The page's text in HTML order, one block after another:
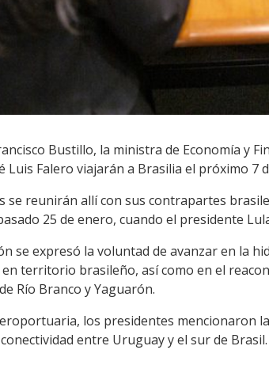
Bustillo, la ministra de Economía y
Luis Falero viajarán a Brasilia el próximo 7
se reunirán allí con sus contrapartes
25 de enero, cuando el presidente
se expresó la voluntad de avanzar en la
en territorio brasileño, así como en el
Río Branco y Yaguarón.
los presidentes mencionaron
entre Uruguay y el sur de Brasil.